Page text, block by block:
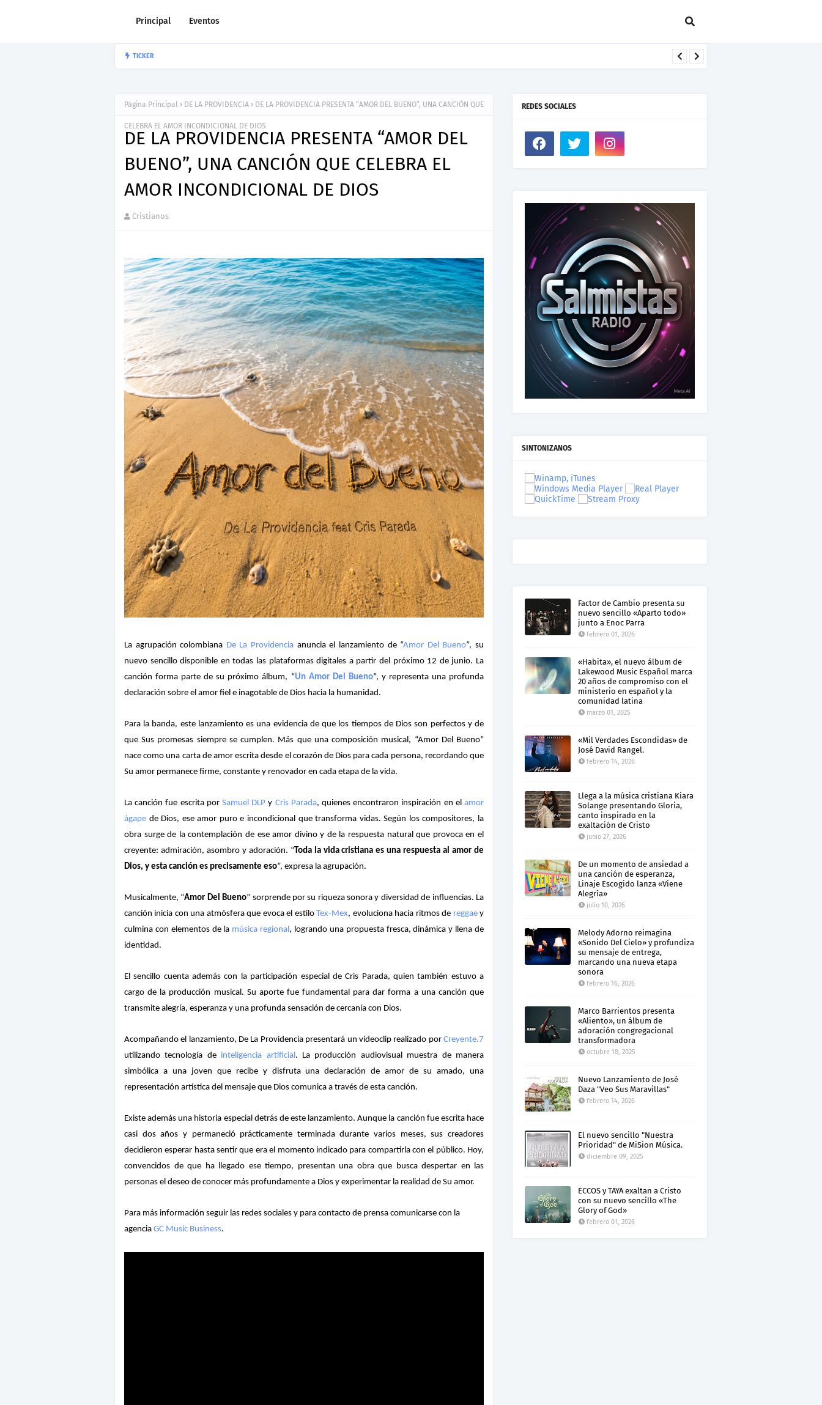
Principal Eventos
TICKER
Página Principal DE LA PROVIDENCIA DE LA PROVIDENCIA PRESENTA “AMOR DEL BUENO”, UNA CANCIÓN QUE
CELEBRA EL AMOR INCONDICIONAL DE DIOS
DE LA PROVIDENCIA PRESENTA “AMOR DEL
BUENO”, UNA CANCIÓN QUE CELEBRA EL
AMOR INCONDICIONAL DE DIOS
Cristianos
La agrupación colombiana De La Providencia anuncia el lanzamiento de “Amor Del Bueno”, su
nuevo sencillo disponible en todas las plataformas digitales a partir del próximo 12 de junio. La
canción forma parte de su próximo álbum, “Un Amor Del Bueno”, y representa una profunda
declaración sobre el amor fiel e inagotable de Dios hacia la humanidad.
Para la banda, este lanzamiento es una evidencia de que los tiempos de Dios son perfectos y de
que Sus promesas siempre se cumplen. Más que una composición musical, “Amor Del Bueno”
nace como una carta de amor escrita desde el corazón de Dios para cada persona, recordando que
Su amor permanece firme, constante y renovador en cada etapa de la vida.
La canción fue escrita por Samuel DLP y Cris Parada, quienes encontraron inspiración en elamor
ágape de Dios, ese amor puro e incondicional que transforma vidas. Según los compositores, la
obra surge de la contemplación de ese amor divino y de la respuesta natural que provoca en el
creyente: admiración, asombro y adoración. “ Toda la vida cristiana es una respuesta al amor de
Dios, y esta canción es precisamente eso”, expresa la agrupación.
Musicalmente, “Amor Del Bueno” sorprende por su riqueza sonora y diversidad de influencias. La
canción inicia con una atmósfera que evoca el estiloTex-Mex, evoluciona hacia ritmos de reggaey
culmina con elementos de la música regional, logrando una propuesta fresca, dinámica y llena de
identidad.
El sencillo cuenta además con la participación especial de Cris Parada, quien también estuvo a
cargo de la producción musical. Su aporte fue fundamental para dar forma a una canción que
transmite alegría, esperanza y una profunda sensación de cercanía con Dios.
Acompañando el lanzamiento, De La Providencia presentará un videoclip realizado por Creyente.7
utilizando tecnología de inteligencia artificial. La producción audiovisual muestra de manera
simbólica a una joven que recibe y disfruta una declaración de amor de su amado, una
representación artística del mensaje que Dios comunica a través de esta canción.
Existe además una historia especial detrás de este lanzamiento. Aunque la canción fue escrita hace
casi dos años y permaneció prácticamente terminada durante varios meses, sus creadores
decidieron esperar hasta sentir que era el momento indicado para compartirla con el público. Hoy,
convencidos de que ha llegado ese tiempo, presentan una obra que busca despertar en las
personas el deseo de conocer más profundamente a Dios y experimentar la realidad de Su amor.
Para más información seguir las redes sociales y para contacto de prensa comunicarse con la
agencia GC Music Business.
REDES SOCIALES
SINTONIZANOS
Factor de Cambio presenta su
nuevo sencillo «Aparto todo»
junto a Enoc Parra
febrero 01, 2026
«Habita», el nuevo álbum de
Lakewood Music Español marca
20 años de compromiso con el
ministerio en español y la
comunidad latina
marzo 01, 2025
«Mil Verdades Escondidas» de
José David Rangel.
febrero 14, 2026
Llega a la música cristiana Kiara
Solange presentando Gloria,
canto inspirado en la
exaltación de Cristo
junio 27, 2026
De un momento de ansiedad a
una canción de esperanza,
Linaje Escogido lanza «Viene
Alegría»
julio 10, 2026
Melody Adorno reimagina
«Sonido Del Cielo» y profundiza
su mensaje de entrega,
marcando una nueva etapa
sonora
febrero 16, 2026
Marco Barrientos presenta
«Aliento», un álbum de
adoración congregacional
transformadora
octubre 18, 2025
Nuevo Lanzamiento de José
Daza "Veo Sus Maravillas"
febrero 14, 2026
El nuevo sencillo "Nuestra
Prioridad" de MiSion Música.
diciembre 09, 2025
ECCOS y TAYA exaltan a Cristo
con su nuevo sencillo «The
Glory of God»
febrero 01, 2026